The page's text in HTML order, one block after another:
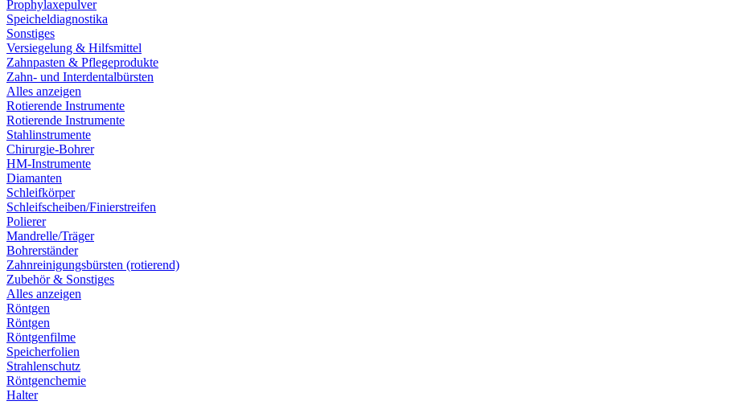
Prophylaxepulver
Speicheldiagnostika
Sonstiges
Versiegelung & Hilfsmittel
Zahnpasten & Pflegeprodukte
Zahn- und Interdentalbürsten
Alles anzeigen
Rotierende Instrumente
Rotierende Instrumente
Stahlinstrumente
Chirurgie-Bohrer
HM-Instrumente
Diamanten
Schleifkörper
Schleifscheiben/Finierstreifen
Polierer
Mandrelle/Träger
Bohrerständer
Zahnreinigungsbürsten (rotierend)
Zubehör & Sonstiges
Alles anzeigen
Röntgen
Röntgen
Röntgenfilme
Speicherfolien
Strahlenschutz
Röntgenchemie
Halter